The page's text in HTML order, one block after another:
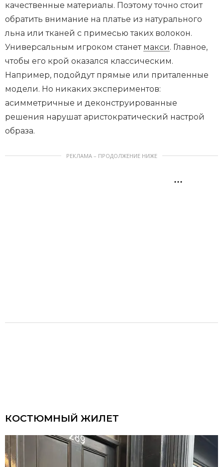
качественные материалы. Поэтому точно стоит
обратить внимание на платье из натурального
льна или тканей с примесью таких волокон.
Универсальным игроком станет макси. Главное,
чтобы его крой оказался классическим.
Например, подойдут прямые или приталенные
модели. Но никаких экспериментов:
асимметричные и деконструированные
решения нарушат аристократический настрой
образа.
РЕКЛАМА – ПРОДОЛЖЕНИЕ НИЖЕ
КОСТЮМНЫЙ ЖИЛЕТ